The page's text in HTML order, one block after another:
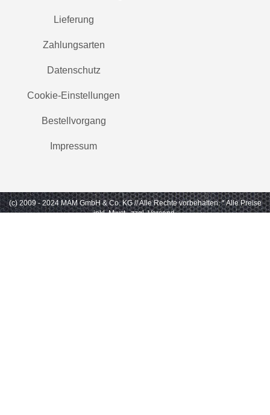
Lieferung
Zahlungsarten
Datenschutz
Cookie-Einstellungen
Bestellvorgang
Impressum
(c) 2009 - 2024 MAM GmbH & Co. KG // Alle Rechte vorbehalten. * Alle Preise
inkl. Mwst., zzgl. Versand.